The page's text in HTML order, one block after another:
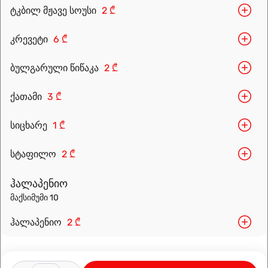
ტკბილ მჟავე სოუსი 2 ₾
კრევეტი 6 ₾
ბულგარული წიწაკა 2 ₾
ქათამი 3 ₾
სიცხარე 1 ₾
სტაფილო 2 ₾
ჰალაპენიო
მაქსიმუმი 10
ჰალაპენიო 2 ₾